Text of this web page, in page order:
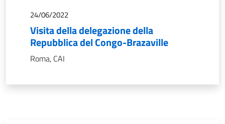
24/06/2022
Visita della delegazione della
Repubblica del Congo-Brazaville
Roma, CAI